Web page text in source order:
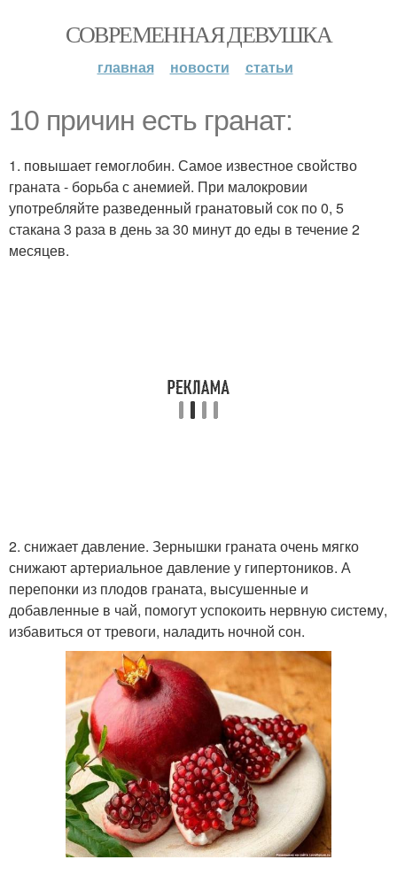
СОВРЕМЕННАЯ ДЕВУШКА
главная новости статьи
10 причин есть гранат:
1. повышает гемоглобин. Самое известное свойство
граната - борьба с анемией. При малокровии
употребляйте разведенный гранатовый сок по 0, 5
стакана 3 раза в день за 30 минут до еды в течение 2
месяцев.
2. снижает давление. Зернышки граната очень мягко
снижают артериальное давление у гипертоников. А
перепонки из плодов граната, высушенные и
добавленные в чай, помогут успокоить нервную систему,
избавиться от тревоги, наладить ночной сон.